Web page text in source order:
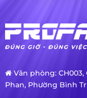
Văn phòng: CH003,
Phan, Phường Bình